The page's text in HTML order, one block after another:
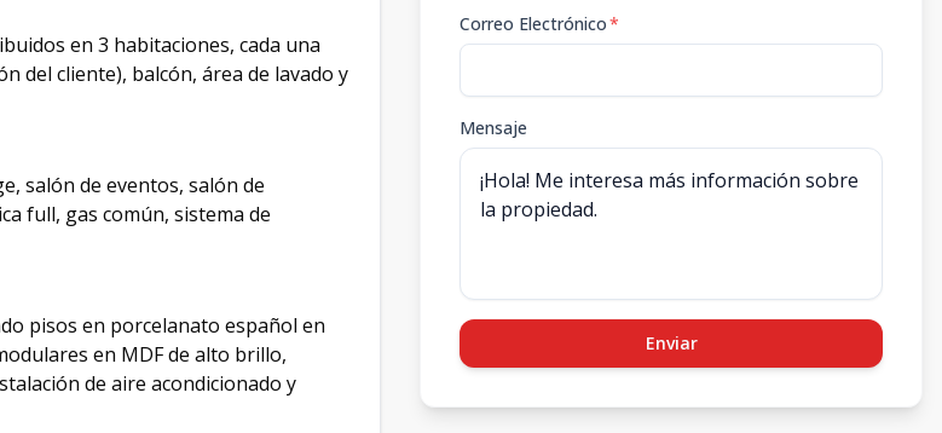
en 3 habitaciones, cada una
del cliente), balcón, área de lavado y
salón de eventos, salón de
full, gas común, sistema de
pisos en porcelanato español en
en MDF de alto brillo,
de aire acondicionado y
Correo Electrónico*
Mensaje
Enviar